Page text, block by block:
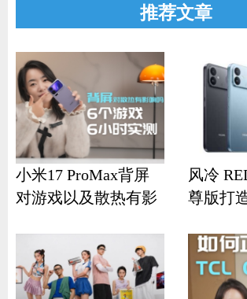
推荐文章
小米17 ProMax背屏
对游戏以及散热有影
风冷
尊版打